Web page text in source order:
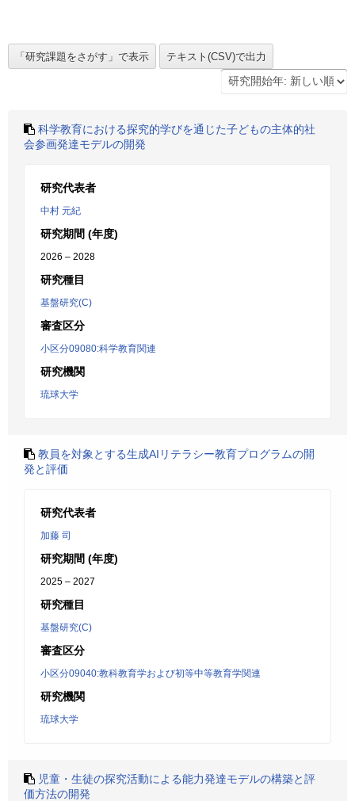
科学教育における探究的学びを通じた子どもの主体的社
会参画発達モデルの開発
研究代表者
中村 元紀
研究期間 (年度)
2026 – 2028
研究種目
基盤研究(C)
審査区分
小区分09080:科学教育関連
研究機関
琉球大学
教員を対象とする生成AIリテラシー教育プログラムの開
発と評価
研究代表者
加藤 司
研究期間 (年度)
2025 – 2027
研究種目
基盤研究(C)
審査区分
小区分09040:教科教育学および初等中等教育学関連
研究機関
琉球大学
児童・生徒の探究活動による能力発達モデルの構築と評
価方法の開発